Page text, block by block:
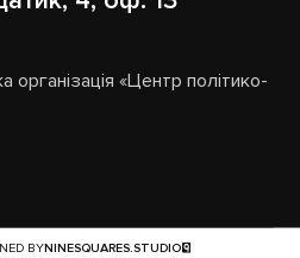
«Центр політико-
BYNINESQUARES.STUDIO